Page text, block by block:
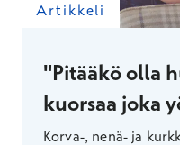
Artikkeli
"Pitääkö olla
kuorsaa joka
Korva-, nenä- ja